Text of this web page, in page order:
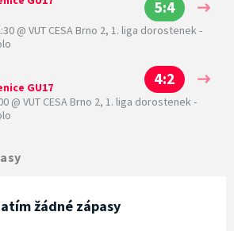
5:4
@ VUT CESA Brno 2, 1. liga dorostenek -
GU17
4:2
@ VUT CESA Brno 2, 1. liga dorostenek -
žádné zápasy